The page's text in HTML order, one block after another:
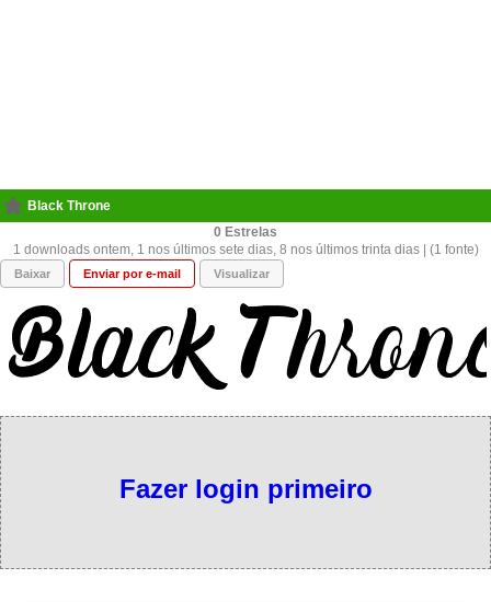
Black Throne
0
1 downloads ontem, 1 nos últimos sete dias, 8 nos últimos trinta dias | (1 fonte)
Baixar Enviar por e-mail Visualizar
Fazer login primeiro